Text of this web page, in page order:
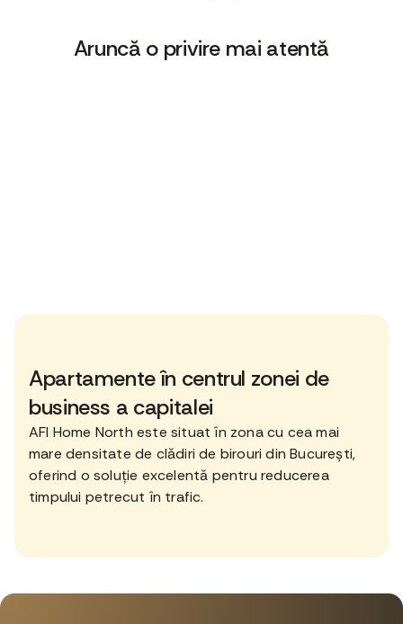
Aruncă o privire mai atentă
Apartamente în centrul zonei de
business a capitalei
AFI Home North este situat în zona cu cea mai
mare densitate de clădiri de birouri din București,
oferind o soluție excelentă pentru reducerea
timpului petrecut în trafic.